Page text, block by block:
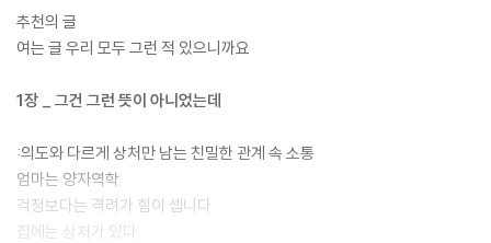
추천의 글
여는 글 우리 모두 그런 적 있으니까요
1장 _ 그건 그런 뜻이 아니었는데
:의도와 다르게 상처만 남는 친밀한 관계 속 소통
엄마는 양자역학
걱정보다는 격려가 힘이 셉니다
집에는 상처가 있다